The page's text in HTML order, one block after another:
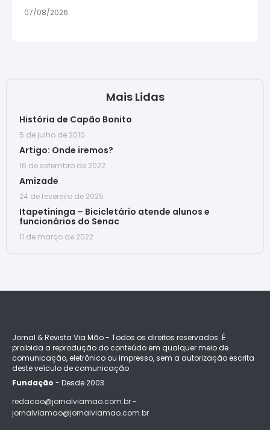
07/08/2026
Mais Lidas
História de Capão Bonito
5 de julho de 2010
Artigo: Onde iremos?
16 de setembro de 2022
Amizade
24 de fevereiro de 2025
Itapetininga – Bicicletário atende alunos e
funcionários do Senac
11 de março de 2022
Jornal & Revista Via Mão - Todos os direitos reservados. É
proibida a reprodução do conteúdo em qualquer meio de
comunicação, eletrônico ou impresso, sem a autorização escrita
deste veículo de comunicação
Fundação - Desde 2003
redacao@jornalviamao.com.br -
jornalviamao@jornalviamao.com.br